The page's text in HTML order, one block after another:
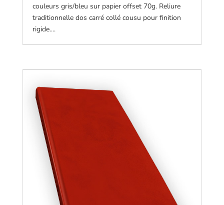
couleurs gris/bleu sur papier offset 70g. Reliure
traditionnelle dos carré collé cousu pour finition
rigide....